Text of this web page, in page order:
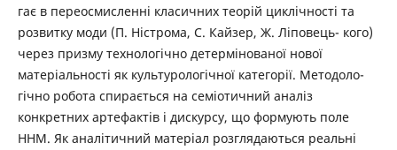
гає в переосмисленні класичних теорій циклічності та
розвитку моди (П. Ністрома, С. Кайзер, Ж. Ліповець- кого)
через призму технологічно детермінованої нової
матеріальності як культурологічної категорії. Методоло-
гічно робота спирається на семіотичний аналіз
конкретних артефактів і дискурсу, що формують поле
ННМ. Як аналітичний матеріал розглядаються реальні